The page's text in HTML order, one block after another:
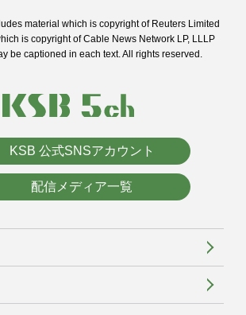
material which is copyright of Reuters Limited
is copyright of Cable News Network LP, LLLP
be captioned in each text. All rights reserved.
KSB 公式SNSアカウント
配信メディア一覧